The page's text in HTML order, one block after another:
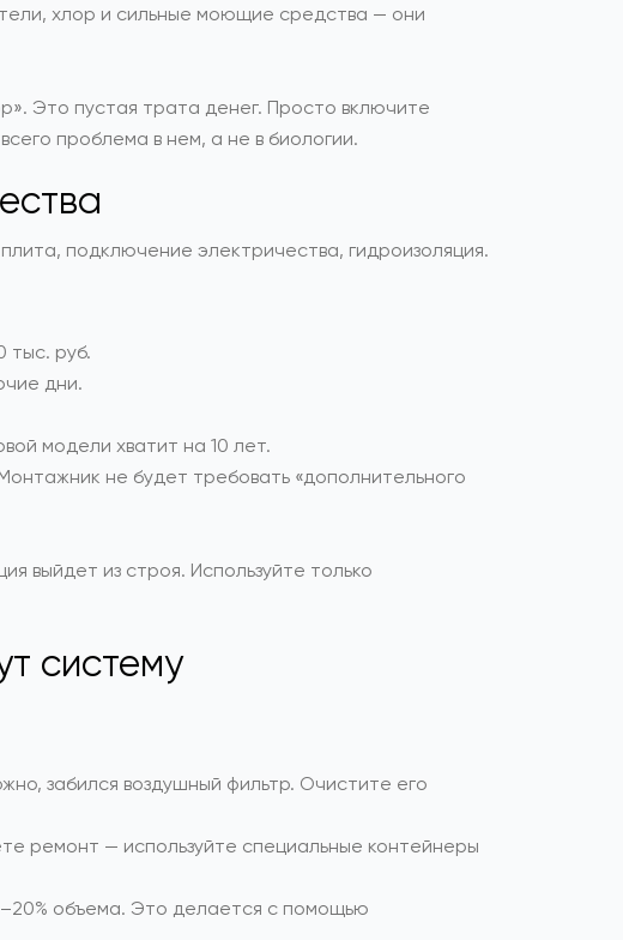
хлор и сильные моющие средства — они
Это пустая трата денег. Просто включите
проблема в нем, а не в биологии.
подключение электричества, гидроизоляция.
тыс. руб.
дни.
модели хватит на 10 лет.
не будет требовать «дополнительного
выйдет из строя. Используйте только
систему
забился воздушный фильтр. Очистите его
ремонт — используйте специальные контейнеры
объема. Это делается с помощью